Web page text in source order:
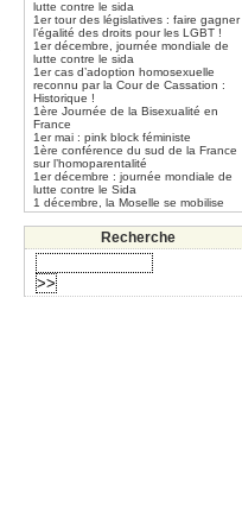
lutte contre le sida
1er tour des législatives : faire gagner
l’égalité des droits pour les LGBT !
1er décembre, journée mondiale de
lutte contre le sida
1er cas d’adoption homosexuelle
reconnu par la Cour de Cassation :
Historique !
1ère Journée de la Bisexualité en
France
1er mai : pink block féministe
1ère conférence du sud de la France
sur l’homoparentalité
1er décembre : journée mondiale de
lutte contre le Sida
1 décembre, la Moselle se mobilise
Recherche